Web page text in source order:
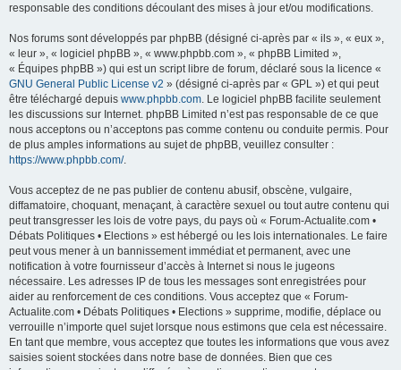
responsable des conditions découlant des mises à jour et/ou modifications.
Nos forums sont développés par phpBB (désigné ci-après par « ils », « eux »,
« leur », « logiciel phpBB », « www.phpbb.com », « phpBB Limited »,
« Équipes phpBB ») qui est un script libre de forum, déclaré sous la licence «
GNU General Public License v2 » (désigné ci-après par « GPL ») et qui peut
être téléchargé depuis www.phpbb.com. Le logiciel phpBB facilite seulement
les discussions sur Internet. phpBB Limited n’est pas responsable de ce que
nous acceptons ou n’acceptons pas comme contenu ou conduite permis. Pour
de plus amples informations au sujet de phpBB, veuillez consulter :
https://www.phpbb.com/.
Vous acceptez de ne pas publier de contenu abusif, obscène, vulgaire,
diffamatoire, choquant, menaçant, à caractère sexuel ou tout autre contenu qui
peut transgresser les lois de votre pays, du pays où « Forum-Actualite.com •
Débats Politiques • Elections » est hébergé ou les lois internationales. Le faire
peut vous mener à un bannissement immédiat et permanent, avec une
notification à votre fournisseur d’accès à Internet si nous le jugeons
nécessaire. Les adresses IP de tous les messages sont enregistrées pour
aider au renforcement de ces conditions. Vous acceptez que « Forum-
Actualite.com • Débats Politiques • Elections » supprime, modifie, déplace ou
verrouille n’importe quel sujet lorsque nous estimons que cela est nécessaire.
En tant que membre, vous acceptez que toutes les informations que vous avez
saisies soient stockées dans notre base de données. Bien que ces